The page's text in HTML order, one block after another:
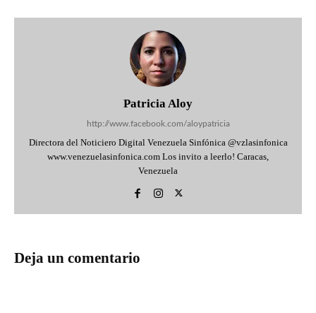
Patricia Aloy
http://www.facebook.com/aloypatricia
Directora del Noticiero Digital Venezuela Sinfónica @vzlasinfonica
www.venezuelasinfonica.com Los invito a leerlo! Caracas,
Venezuela
Deja un comentario